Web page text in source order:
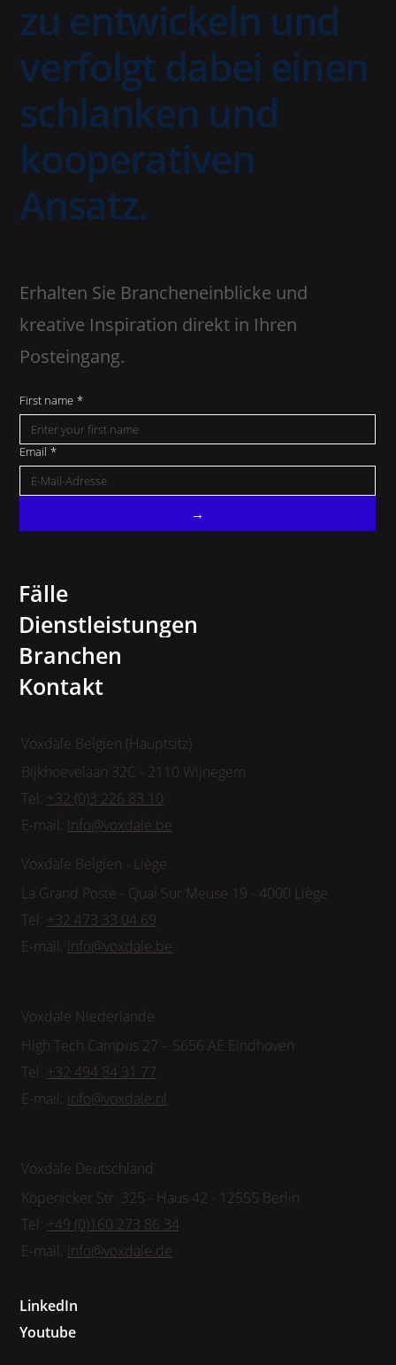
Fälle
Dienstleistungen
Branchen
Kontakt
zu entwickeln und
verfolgt dabei einen
schlanken und
kooperativen
Ansatz.
Voxdale Belgien (Hauptsitz)
Bijkhoevelaan 32C - 2110 Wijnegem
Tel: +32 (0)3 226 83 10
E-mail: info@voxdale.be
Voxdale Belgien - Liège
La Grand Poste - Quai Sur Meuse 19 - 4000 Liège
Tel: +32 473 33 04 69
E-mail: info@voxdale.be
Voxdale Niederlande
High Tech Campus 27 – 5656 AE Eindhoven
Tel: +32 494 84 31 77
E-mail: info@voxdale.nl
Voxdale Deutschland
Köpenicker Str. 325 - Haus 42 - 12555 Berlin
Tel: +49 (0)160 273 86 34
E-mail: info@voxdale.de
LinkedIn
Youtube
Erhalten Sie Brancheneinblicke und
kreative Inspiration direkt in Ihren
Posteingang.
First name *
Email *
→